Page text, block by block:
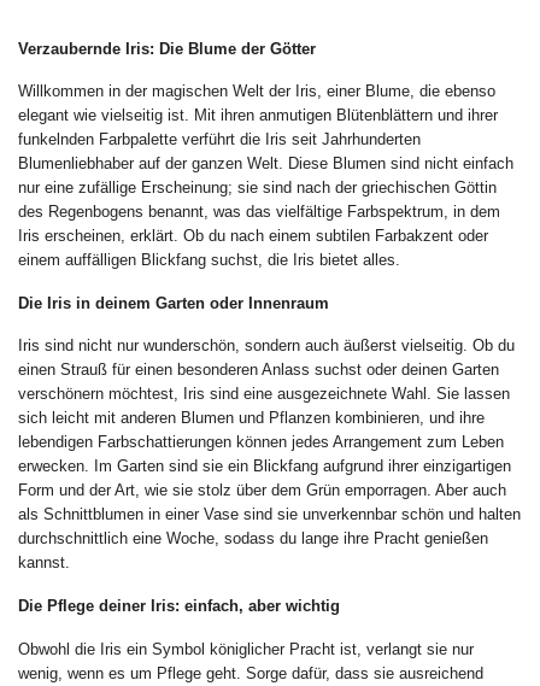
Verzaubernde Iris: Die Blume der Götter
Willkommen in der magischen Welt der Iris, einer Blume, die ebenso
elegant wie vielseitig ist. Mit ihren anmutigen Blütenblättern und ihrer
funkelnden Farbpalette verführt die Iris seit Jahrhunderten
Blumenliebhaber auf der ganzen Welt. Diese Blumen sind nicht einfach
nur eine zufällige Erscheinung; sie sind nach der griechischen Göttin
des Regenbogens benannt, was das vielfältige Farbspektrum, in dem
Iris erscheinen, erklärt. Ob du nach einem subtilen Farbakzent oder
einem auffälligen Blickfang suchst, die Iris bietet alles.
Die Iris in deinem Garten oder Innenraum
Iris sind nicht nur wunderschön, sondern auch äußerst vielseitig. Ob du
einen Strauß für einen besonderen Anlass suchst oder deinen Garten
verschönern möchtest, Iris sind eine ausgezeichnete Wahl. Sie lassen
sich leicht mit anderen Blumen und Pflanzen kombinieren, und ihre
lebendigen Farbschattierungen können jedes Arrangement zum Leben
erwecken. Im Garten sind sie ein Blickfang aufgrund ihrer einzigartigen
Form und der Art, wie sie stolz über dem Grün emporragen. Aber auch
als Schnittblumen in einer Vase sind sie unverkennbar schön und halten
durchschnittlich eine Woche, sodass du lange ihre Pracht genießen
kannst.
Die Pflege deiner Iris: einfach, aber wichtig
Obwohl die Iris ein Symbol königlicher Pracht ist, verlangt sie nur
wenig, wenn es um Pflege geht. Sorge dafür, dass sie ausreichend